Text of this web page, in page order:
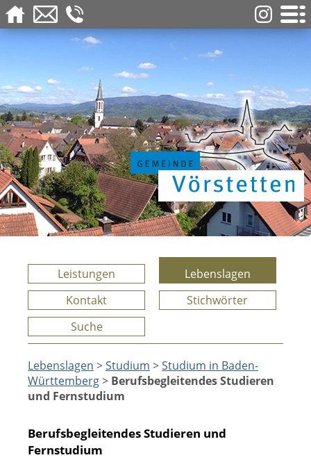
Leistungen
Lebenslagen
Kontakt
Stichwörter
Suche
Lebenslagen >Studium >Studium in Baden-
Württemberg> Berufsbegleitendes Studieren
und Fernstudium
Berufsbegleitendes Studieren und
Fernstudium